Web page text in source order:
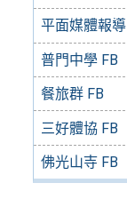
平面媒體報導
普門中學 FB
餐旅群 FB
三好體協 FB
佛光山寺 FB